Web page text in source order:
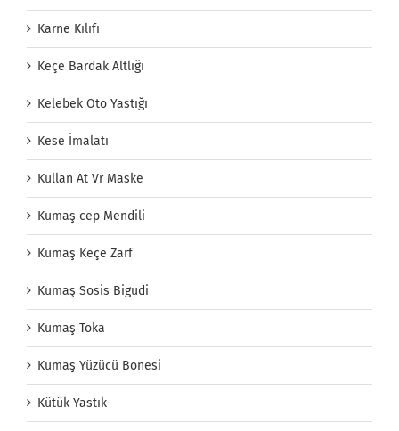
Karne Kılıfı
Keçe Bardak Altlığı
Kelebek Oto Yastığı
Kese İmalatı
Kullan At Vr Maske
Kumaş cep Mendili
Kumaş Keçe Zarf
Kumaş Sosis Bigudi
Kumaş Toka
Kumaş Yüzücü Bonesi
Kütük Yastık